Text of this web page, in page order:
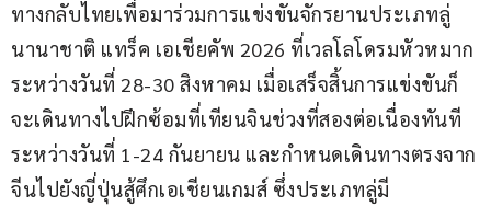
ทางกลับไทยเพื่อมาร่วมการแข่งขันจักรยานประเภทลู่
นานาชาติ แทร็ค เอเชียคัพ 2026 ที่เวลโลโดรมหัวหมาก
ระหว่างวันที่ 28-30 สิงหาคม เมื่อเสร็จสิ้นการแข่งขันก็
จะเดินทางไปฝึกซ้อมที่เทียนจินช่วงที่สองต่อเนื่องทันที
ระหว่างวันที่ 1-24 กันยายน และกำหนดเดินทางตรงจาก
จีนไปยังญี่ปุ่นสู้ศึกเอเชียนเกมส์ ซึ่งประเภทลู่มี